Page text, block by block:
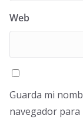
Web
Guarda mi
navegador para